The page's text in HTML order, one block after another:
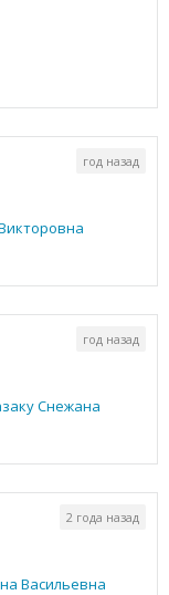
год назад
Снежана
год назад
Васильевна
2 года назад